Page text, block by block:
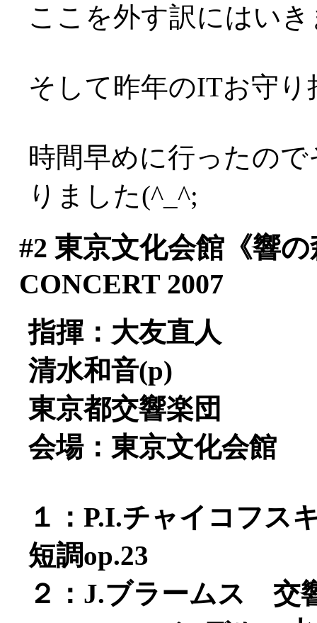
ここを外す訳にはい
そして昨年のITお守
時間早めに行ったの
りました(^_^;
#2 東京文化会館《響
CONCERT 2007
指揮：大友直人
清水和音(p)
東京都交響楽団
会場：東京文化会館
１：P.I.チャイコフ
短調op.23
２：J.ブラームス 交